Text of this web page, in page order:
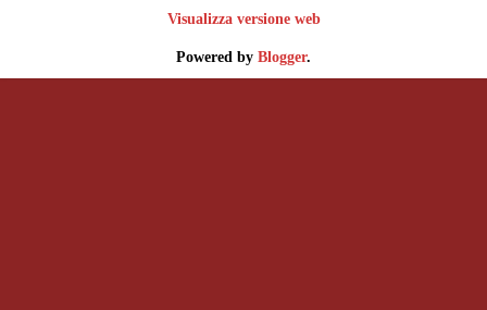
Visualizza versione web
Powered by Blogger.